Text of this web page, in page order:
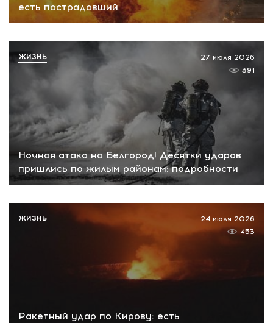
есть пострадавший
Ночная атака на Белгород! Десятки ударов
пришлись по жилым районам: подробности
27 июля 2026
391
ЖИЗНЬ
Ракетный удар по Кирову: есть
24 июля 2026
453
ЖИЗНЬ